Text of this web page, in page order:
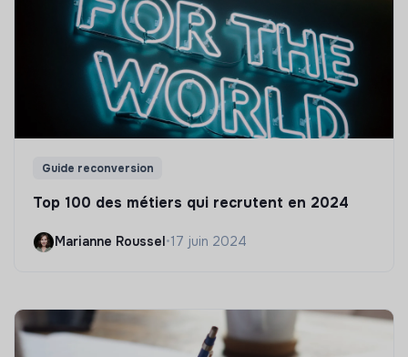
Guide reconversion
Top 100 des métiers qui recrutent en 2024
Marianne Roussel •17 juin 2024